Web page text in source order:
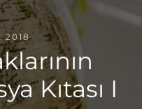
2018
Kıtası I